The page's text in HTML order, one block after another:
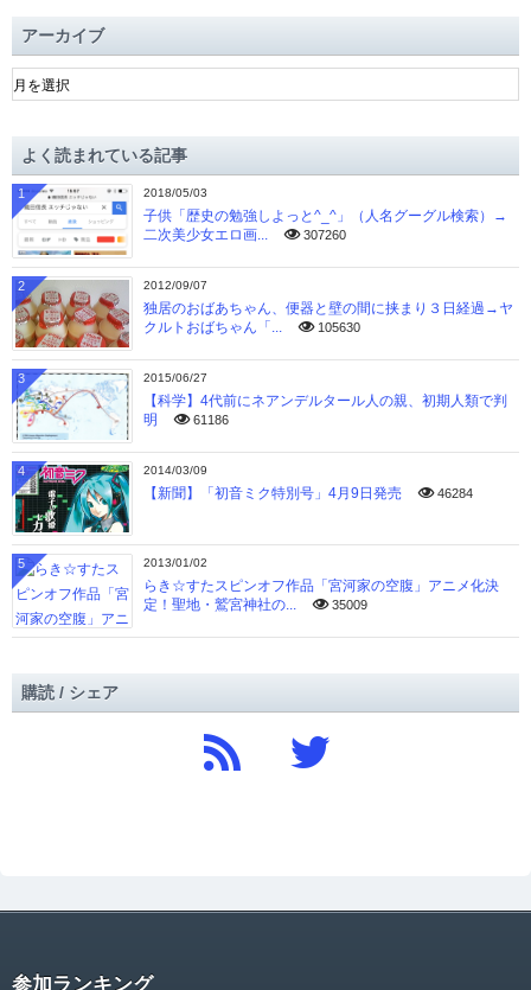
アーカイブ
ア
ー
ブよく読まれている記事
2018/05/03
子供「歴史の勉強しよっと^_^」（人名グーグル検索）→
二次美少女エロ画...
307260
1
2012/09/07
独居のおばあちゃん、便器と壁の間に挟まり３日経過→ヤ
クルトおばちゃん「...
105630
2
2015/06/27
【科学】4代前にネアンデルタール人の親、初期人類で判
明
61186
3
2014/03/09
【新聞】「初音ミク特別号」4月9日発売 46284
4
2013/01/02
らき☆すたスピンオフ作品「宮河家の空腹」アニメ化決
定！聖地・鷲宮神社の...
35009
5
購読 / シェア
参加ランキング